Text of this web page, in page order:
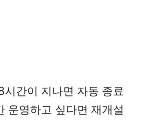
시간이 지나면 자동 종료
운영하고 싶다면 재개설